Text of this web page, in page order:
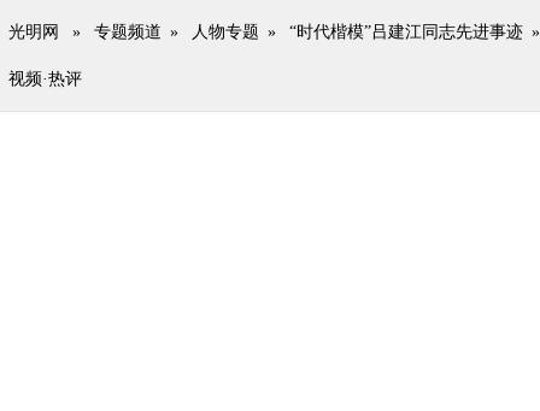
光明网 » 专题频道 » 人物专题 » “时代楷模”吕建江同志先进事迹 »
视频·热评